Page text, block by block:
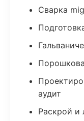
Сварка
аудит
Раскрой и